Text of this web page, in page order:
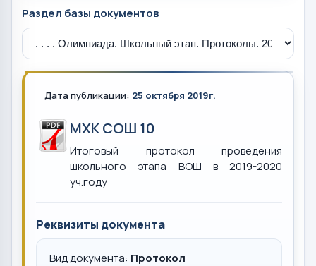
Раздел базы документов
Дата публикации: 25 октября 2019г.
МХК СОШ 10
Итоговый протокол проведения
школьного этапа ВОШ в 2019-2020
уч.году
Реквизиты документа
Вид документа: Протокол